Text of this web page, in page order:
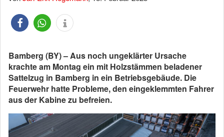
Bamberg (BY) – Aus noch ungeklärter Ursache
krachte am Montag ein mit Holzstämmen beladener
Sattelzug in Bamberg in ein Betriebsgebäude. Die
Feuerwehr hatte Probleme, den eingeklemmten Fahrer
aus der Kabine zu befreien.